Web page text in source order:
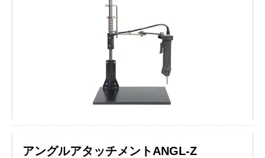
アングルアタッチメントANGL-Z